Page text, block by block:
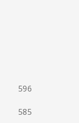
596
585